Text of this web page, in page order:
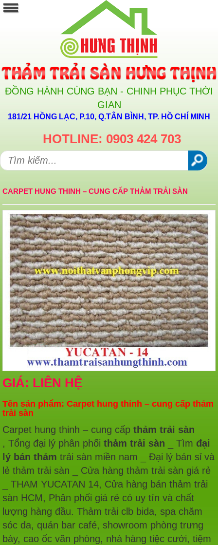
ĐỒNG HÀNH CÙNG BẠN - CHINH PHỤC THỜI
GIAN
181/21 HỒNG LẠC, P.10, Q.TÂN BÌNH, TP. HỒ CHÍ MINH
HOTLINE: 0903 424 703
CARPET HUNG THINH – CUNG CẤP THẢM TRẢI SÀN
GIÁ: LIÊN HỆ
Tên sản phẩm: Carpet hung thinh – cung cấp thảm
trải sàn
Carpet hung thinh – cung cấp thảm trải sàn
, Tổng đại lý phân phối thảm trải sàn _ Tìm đại
lý bán thảm trải sàn miền nam _ Đại lý bán sỉ và
lẻ thảm trải sàn _ Cửa hàng thảm trải sàn giá rẻ
_ THAM YUCATAN 14, Cửa hàng bán thảm trải
sàn HCM, Phân phối giá rẻ có uy tín và chất
lượng hàng đầu. Thảm trải clb bida, spa chăm
sóc da, quán bar café, showroom phòng trưng
bày, cao ốc văn phòng, nhà hàng tiệc cưới, tiệm